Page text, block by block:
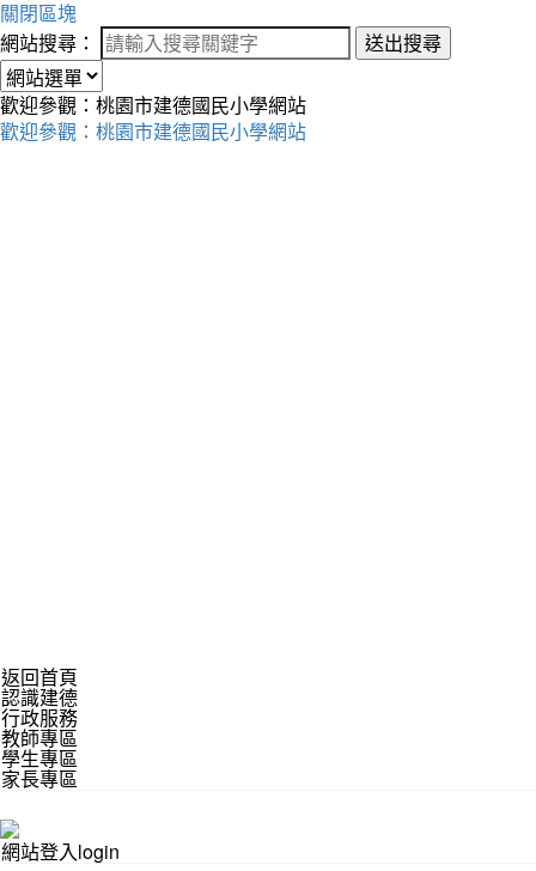
關閉區塊
網站搜尋：
送出搜尋
歡迎參觀：桃園市建德國民小學網站
歡迎參觀：桃園市建德國民小學網站
返回首頁
認識建德
行政服務
教師專區
學生專區
家長專區
網站登入login